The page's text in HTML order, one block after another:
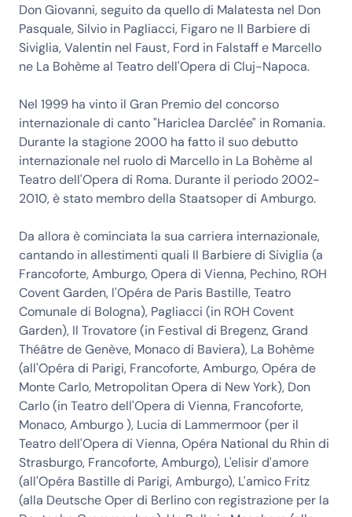
Don Giovanni, seguito da quello di Malatesta nel Don
Pasquale, Silvio in Pagliacci, Figaro ne Il Barbiere di
Siviglia, Valentin nel Faust, Ford in Falstaff e Marcello
ne La Bohème al Teatro dell'Opera di Cluj-Napoca.
Nel 1999 ha vinto il Gran Premio del concorso
internazionale di canto "Hariclea Darclée" in Romania.
Durante la stagione 2000 ha fatto il suo debutto
internazionale nel ruolo di Marcello in La Bohème al
Teatro dell'Opera di Roma. Durante il periodo 2002-
2010, è stato membro della Staatsoper di Amburgo.
Da allora è cominciata la sua carriera internazionale,
cantando in allestimenti quali Il Barbiere di Siviglia (a
Francoforte, Amburgo, Opera di Vienna, Pechino, ROH
Covent Garden, l'Opéra de Paris Bastille, Teatro
Comunale di Bologna), Pagliacci (in ROH Covent
Garden), Il Trovatore (in Festival di Bregenz, Grand
Théâtre de Genève, Monaco di Baviera), La Bohème
(all'Opéra di Parigi, Francoforte, Amburgo, Opéra de
Monte Carlo, Metropolitan Opera di New York), Don
Carlo (in Teatro dell'Opera di Vienna, Francoforte,
Monaco, Amburgo ), Lucia di Lammermoor (per il
Teatro dell'Opera di Vienna, Opéra National du Rhin di
Strasburgo, Francoforte, Amburgo), L'elisir d'amore
(all'Opéra Bastille di Parigi, Amburgo), L'amico Fritz
(alla Deutsche Oper di Berlino con registrazione per la